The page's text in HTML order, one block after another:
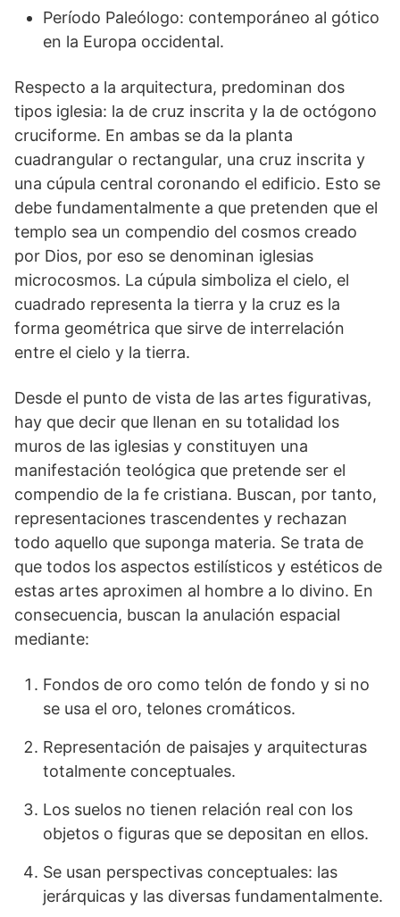
Período Paleólogo: contemporáneo al gótico
en la Europa occidental.
Respecto a la arquitectura, predominan dos
tipos iglesia: la de cruz inscrita y la de octógono
cruciforme. En ambas se da la planta
cuadrangular o rectangular, una cruz inscrita y
una cúpula central coronando el edificio. Esto se
debe fundamentalmente a que pretenden que el
templo sea un compendio del cosmos creado
por Dios, por eso se denominan iglesias
microcosmos. La cúpula simboliza el cielo, el
cuadrado representa la tierra y la cruz es la
forma geométrica que sirve de interrelación
entre el cielo y la tierra.
Desde el punto de vista de las artes figurativas,
hay que decir que llenan en su totalidad los
muros de las iglesias y constituyen una
manifestación teológica que pretende ser el
compendio de la fe cristiana. Buscan, por tanto,
representaciones trascendentes y rechazan
todo aquello que suponga materia. Se trata de
que todos los aspectos estilísticos y estéticos de
estas artes aproximen al hombre a lo divino. En
consecuencia, buscan la anulación espacial
mediante:
Fondos de oro como telón de fondo y si no
se usa el oro, telones cromáticos.
Representación de paisajes y arquitecturas
totalmente conceptuales.
Los suelos no tienen relación real con los
objetos o figuras que se depositan en ellos.
Se usan perspectivas conceptuales: las
jerárquicas y las diversas fundamentalmente.